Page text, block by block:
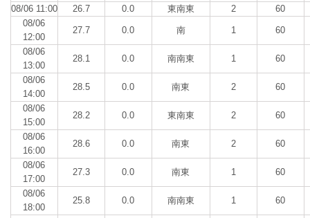
08/06 11:00 26.7 0.0 東南東 2
60
08/06
12:00
27.7 0.0 南 1 60
08/06
13:00
28.1 0.0 南南東 1 60
08/06
14:00
28.5 0.0 南東 2 60
08/06
15:00
28.2 0.0 東南東 2 60
08/06
16:00
28.6 0.0 南東 2 60
08/06
17:00
27.3 0.0 南東 1 60
08/06
18:00
25.8 0.0 南南東 1 60